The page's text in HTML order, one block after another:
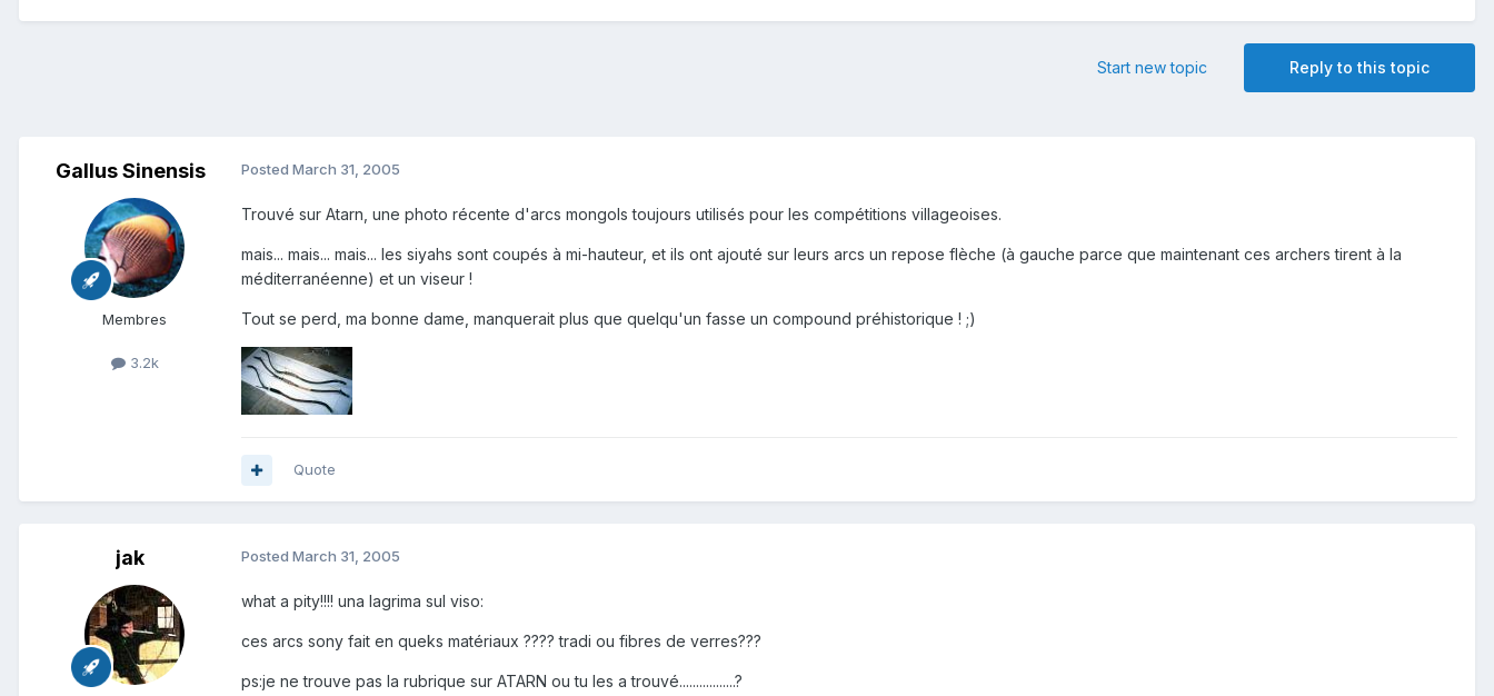
Reply to this topic
Start new topic
Gallus Sinensis
Membres
3.2k
Posted March 31, 2005
Trouvé sur Atarn, une photo récente d'arcs mongols toujours utilisés pour les compétitions villageoises.
mais... mais... mais... les siyahs sont coupés à mi-hauteur, et ils ont ajouté sur leurs arcs un repose flèche (à gauche parce que maintenant ces archers tirent à la
méditerranéenne) et un viseur !
Tout se perd, ma bonne dame, manquerait plus que quelqu'un fasse un compound préhistorique ! ;)
Quote
jak Posted March 31, 2005
what a pity!!!! una lagrima sul viso:
ces arcs sony fait en queks matériaux ???? tradi ou fibres de verres???
ps:je ne trouve pas la rubrique sur ATARN ou tu les a trouvé.................?